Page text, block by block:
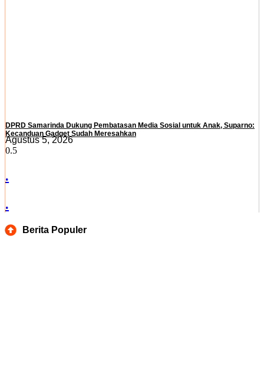
DPRD Samarinda Dukung Pembatasan Media Sosial untuk Anak, Suparno:
Kecanduan Gadget Sudah Meresahkan
Agustus 5, 2026
.
.
Berita Populer